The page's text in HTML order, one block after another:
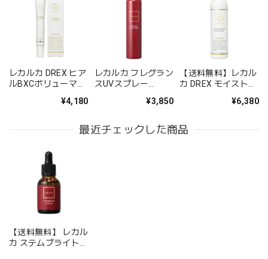
レカルカ DREX ヒア
ルBXCボリューマー
VOLUMER LIP）¥4,180
レカルカ フレグラン
スUVスプレー
UV SPRAY 100g）
¥3,850
【送料無料】レカル
カ DREX モイストバ
（MOIST BARRIER
50ml
¥6,380
最近チェックした商品
【送料無料】 レカル
カ ステムブライトエ